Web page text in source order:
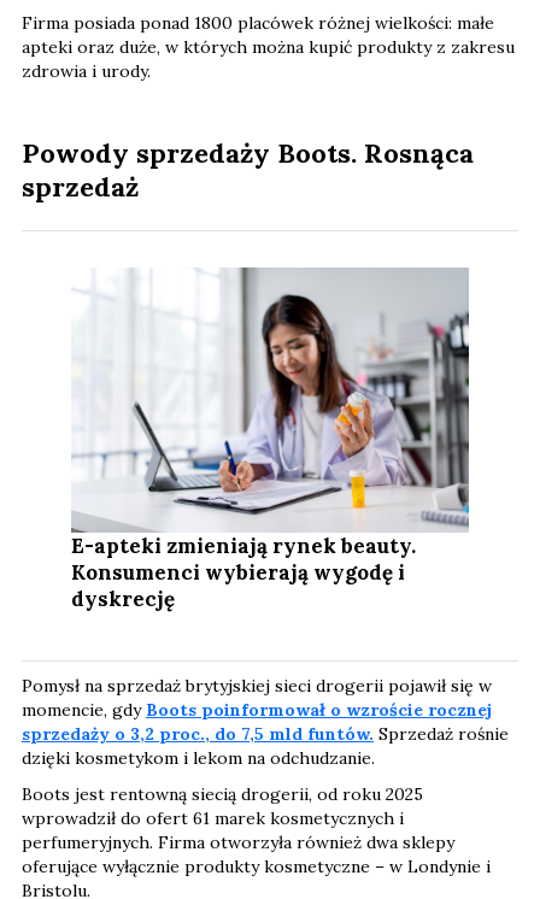
Firma posiada ponad 1800 placówek różnej wielkości: małe
apteki oraz duże, w których można kupić produkty z zakresu
zdrowia i urody.
Powody sprzedaży Boots. Rosnąca
sprzedaż
E-apteki zmieniają rynek beauty.
Konsumenci wybierają wygodę i
dyskrecję
Pomysł na sprzedaż brytyjskiej sieci drogerii pojawił się w
momencie, gdy Boots poinformował o wzroście rocznej
sprzedaży o 3,2 proc., do 7,5 mld funtów. Sprzedaż rośnie
dzięki kosmetykom i lekom na odchudzanie.
Boots jest rentowną siecią drogerii, od roku 2025
wprowadził do ofert 61 marek kosmetycznych i
perfumeryjnych. Firma otworzyła również dwa sklepy
oferujące wyłącznie produkty kosmetyczne – w Londynie i
Bristolu.